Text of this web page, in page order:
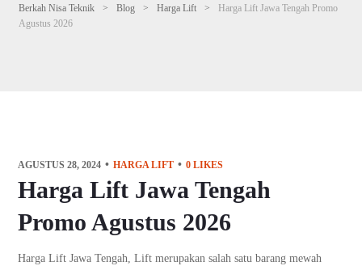
Berkah Nisa Teknik > Blog > Harga Lift >
Harga Lift Jawa Tengah Promo
Agustus 2026
AGUSTUS 28, 2024 HARGA LIFT 0 LIKES
Harga Lift Jawa Tengah
Promo Agustus 2026
Harga Lift Jawa Tengah, Lift merupakan salah satu barang mewah